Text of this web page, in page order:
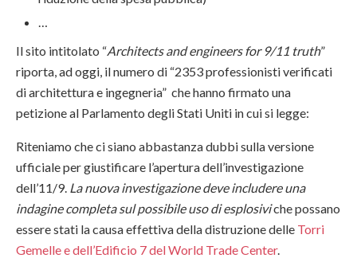
Il sito intitolato “Architects and engineers for 9/11 truth”
riporta, ad oggi, il numero di “2353 professionisti verificati
di architettura e ingegneria” che hanno firmato una
petizione al Parlamento degli Stati Uniti in cui si legge:
Riteniamo che ci siano abbastanza dubbi sulla versione
ufficiale per giustificare l’apertura dell’investigazione
dell’11/9. La nuova investigazione deve includere una
indagine completa sul possibile uso di esplosiviche possano
essere stati la causa effettiva della distruzione delle Torri
Gemelle e dell’Edificio 7 del World Trade Center.